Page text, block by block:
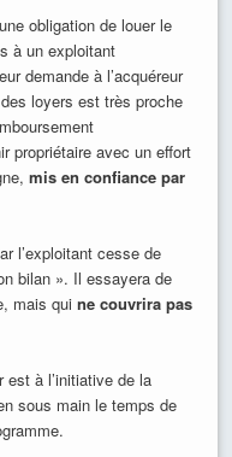
obligation de louer le
à un exploitant
demande à l’acquéreur
loyers est très proche
propriétaire avec un effort
mis en confiance par
l’exploitant cesse de
bilan ». Il essayera de
mais quine couvrira pas
est à l’initiative de la
sous main le temps de